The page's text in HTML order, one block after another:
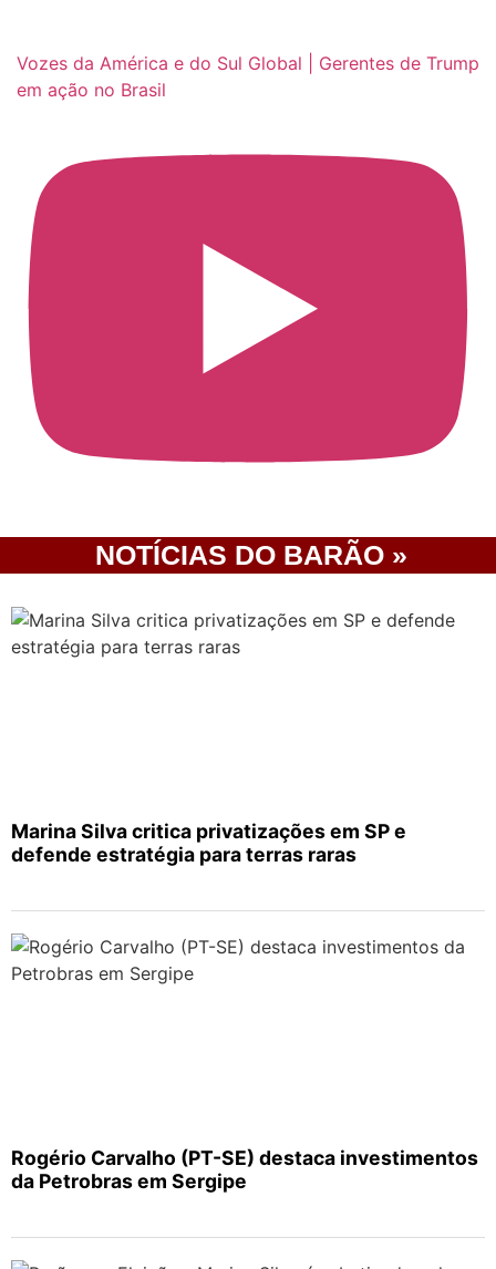
Vozes da América e do Sul Global | Gerentes de Trump
em ação no Brasil
NOTÍCIAS DO BARÃO »
Marina Silva critica privatizações em SP e
defende estratégia para terras raras
Rogério Carvalho (PT-SE) destaca investimentos
da Petrobras em Sergipe